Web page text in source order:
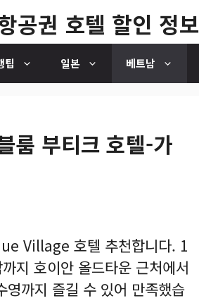
공권 호텔 할인 정보
팁 일본 베트남
룸 부티크 호텔-가
Village 호텔 추천합니다. 1
지 호이안 올드타운 근처에서
까지 즐길 수 있어 만족했습